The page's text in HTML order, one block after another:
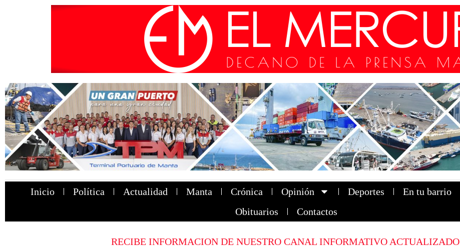
Inicio Política Actualidad Manta Crónica Opinión Deportes En tu barrio
Obituarios
Contactos
RECIBE INFORMACION DE NUESTRO CANAL INFORMATIVO ACTUALIZADO